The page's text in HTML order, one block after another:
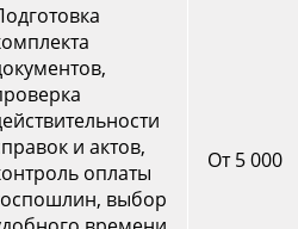
и актов,
оплаты
выбор
От 5 000